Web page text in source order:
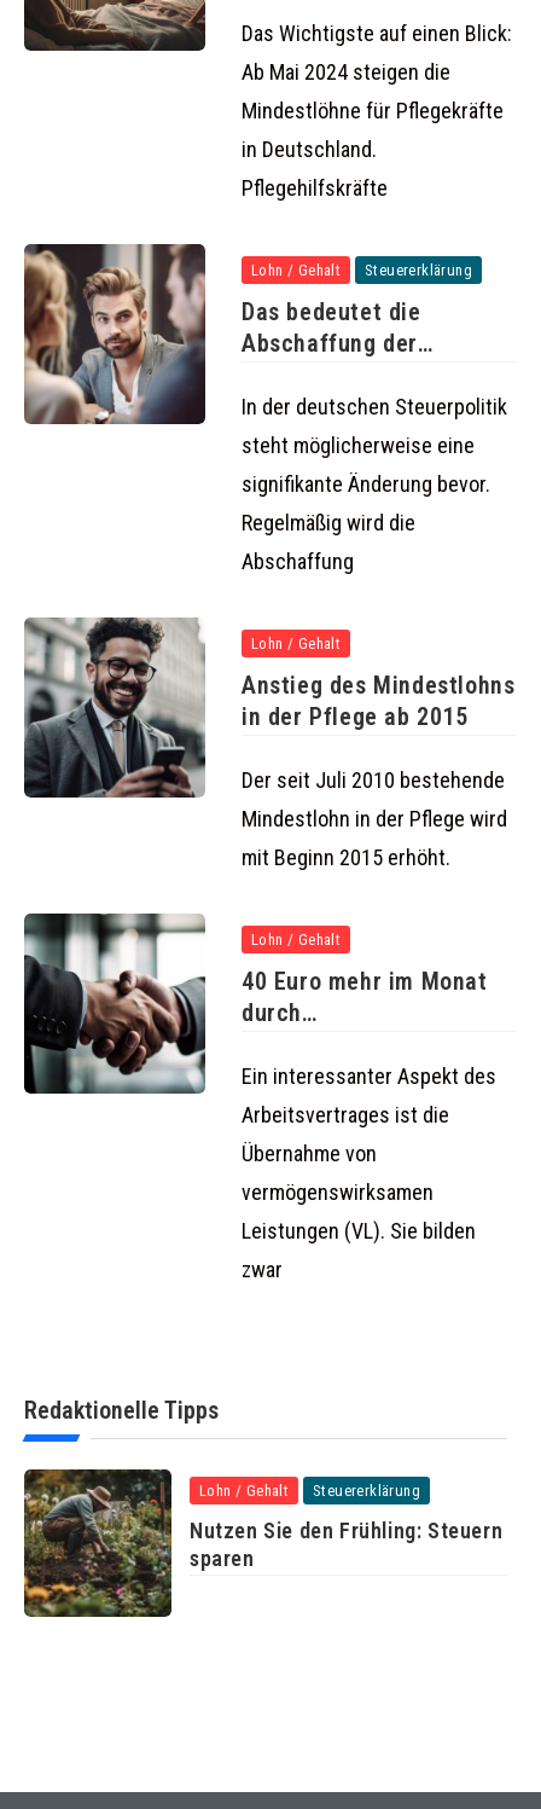
Das Wichtigste auf einen Blick:
Ab Mai 2024 steigen die
Mindestlöhne für Pflegekräfte
in Deutschland.
Pflegehilfskräfte
Lohn / Gehalt Steuererklärung
Das bedeutet die
Abschaffung der
In der deutschen Steuerpolitik
steht möglicherweise eine
signifikante Änderung bevor.
Regelmäßig wird die
Abschaffung
Lohn / Gehalt
Anstieg des Mindestlohns
in der Pflege ab 2015
Der seit Juli 2010 bestehende
Mindestlohn in der Pflege wird
mit Beginn 2015 erhöht.
Lohn / Gehalt
40 Euro mehr im Monat
durch
Leistungen
Ein interessanter Aspekt des
Arbeitsvertrages ist die
Übernahme von
vermögenswirksamen
Leistungen (VL). Sie bilden
zwar
Redaktionelle Tipps
Lohn / Gehalt Steuererklärung
Nutzen Sie den Frühling: Steuern
sparen